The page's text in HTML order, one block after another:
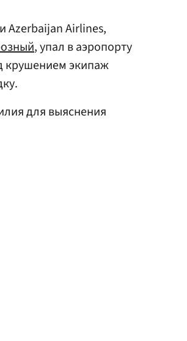
Azerbaijan Airlines,
, упал в аэропорту
крушением экипаж
для выяснения